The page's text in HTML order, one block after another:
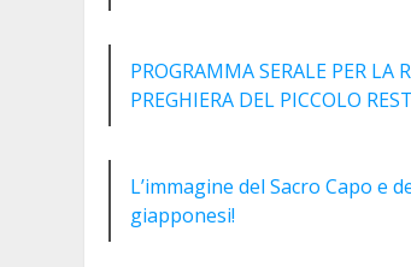
PROGRAMMA SERALE PER
PREGHIERA DEL PICCOLO
L’immagine del Sacro Capo e
giapponesi!